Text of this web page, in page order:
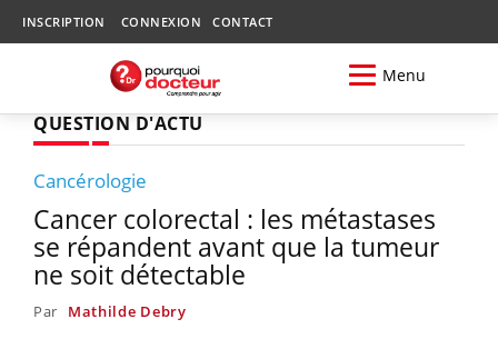
INSCRIPTION CONNEXION CONTACT
Menu
QUESTION D'ACTU
Cancérologie
Cancer colorectal : les métastases
se répandent avant que la tumeur
ne soit détectable
Par Mathilde Debry